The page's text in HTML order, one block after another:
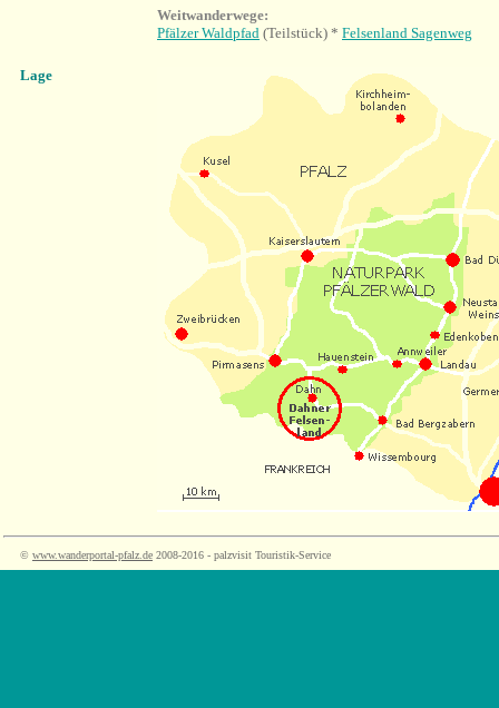
Weitwanderwege:
Pfälzer Waldpfad (Teilstück) * Felsenland Sagenweg
Lage
© www.wanderportal-pfalz.de 2008-2016 - palzvisit Touristik-Service